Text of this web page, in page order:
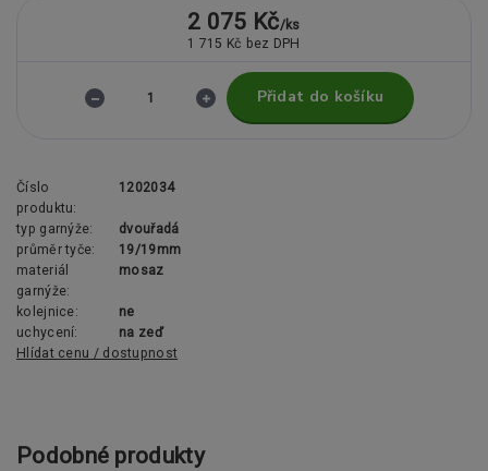
2 075 Kč/ks
1 715 Kč bez DPH
Přidat do košíku
Číslo
produktu:
1202034
typ garnýže:
dvouřadá
průměr tyče:
19/19mm
materiál
garnýže:
mosaz
kolejnice:
ne
uchycení:
na zeď
Hlídat cenu / dostupnost
Podobné produkty